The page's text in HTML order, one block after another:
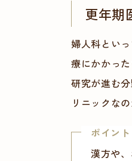
更年期
婦人科とい
療にかかっ
研究が進む
リニックな
ポイント
漢方や